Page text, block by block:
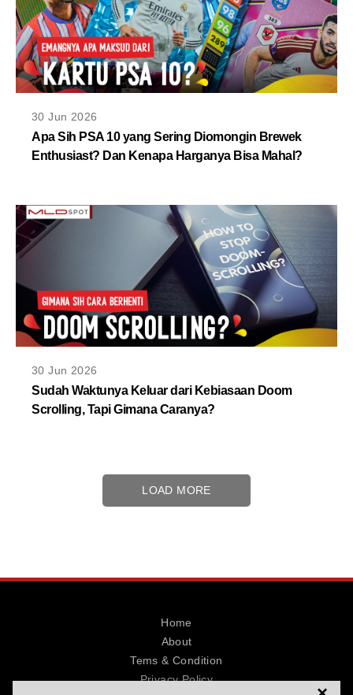
30 Jun 2026
Apa Sih PSA 10 yang Sering Diomongin Brewek
Enthusiast? Dan Kenapa Harganya Bisa Mahal?
30 Jun 2026
Sudah Waktunya Keluar dari Kebiasaan Doom
Scrolling, Tapi Gimana Caranya?
LOAD MORE
Home
About
Tems & Condition
Privacy Policy